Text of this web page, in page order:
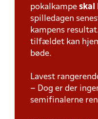
pokalkampe skal
spilledagen
kampens
tilfældet kan
bøde.
Lavest
– Dog er der
semifinalerne